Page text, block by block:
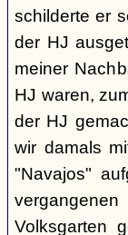
schilderte er
der HJ
meiner
HJ waren,
der HJ
wir damals
"Navajos"
Volksgarten